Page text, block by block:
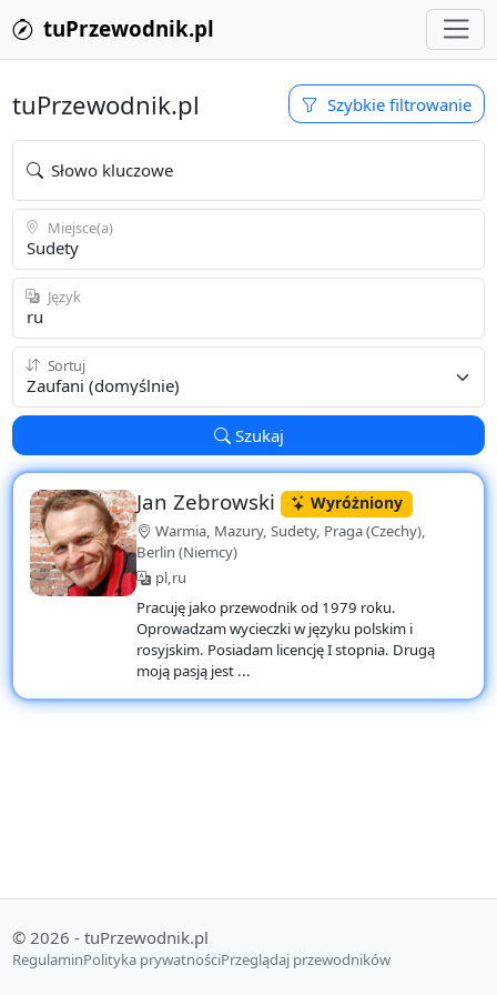
tuPrzewodnik.pl
tuPrzewodnik.pl Szybkie filtrowanie
Słowo kluczowe
Miejsce(a)
Język
Sortuj
Szukaj
Jan Zebrowski Wyróżniony
Warmia, Mazury, Sudety, Praga (Czechy),
Berlin (Niemcy)
pl,ru
Pracuję jako przewodnik od 1979 roku.
Oprowadzam wycieczki w języku polskim i
rosyjskim. Posiadam licencję I stopnia. Drugą
moją pasją jest ...
© 2026 - tuPrzewodnik.pl
RegulaminPolityka prywatnościPrzeglądaj przewodników